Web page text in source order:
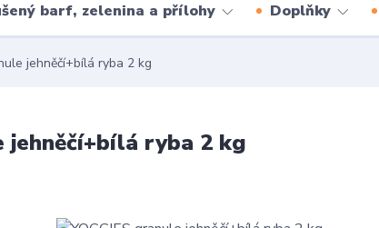
barf, zelenina a přílohy Doplňky
jehněčí+bílá ryba 2 kg
jehněčí+bílá ryba 2 kg